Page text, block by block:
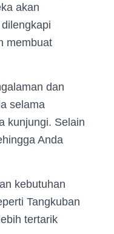
akan
membuat
dan
selama
kunjungi. Selain
Anda
kebutuhan
Tangkuban
tertarik